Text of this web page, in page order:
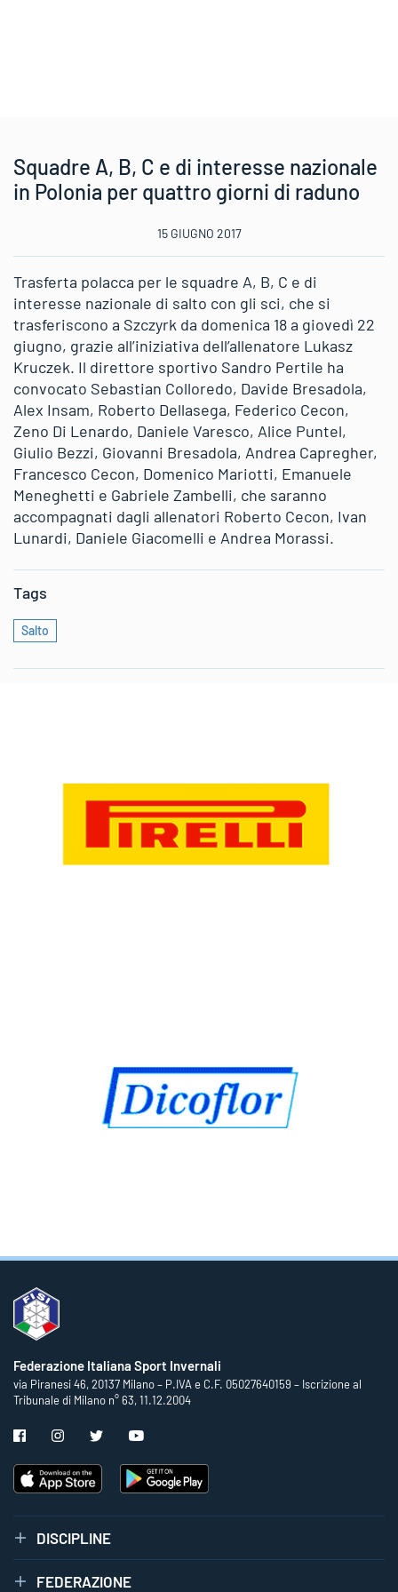
Squadre A, B, C e di interesse nazionale
in Polonia per quattro giorni di raduno
15 GIUGNO 2017
Trasferta polacca per le squadre A, B, C e di
interesse nazionale di salto con gli sci, che si
trasferiscono a Szczyrk da domenica 18 a giovedì 22
giugno, grazie all’iniziativa dell’allenatore Lukasz
Kruczek. Il direttore sportivo Sandro Pertile ha
convocato Sebastian Colloredo, Davide Bresadola,
Alex Insam, Roberto Dellasega, Federico Cecon,
Zeno Di Lenardo, Daniele Varesco, Alice Puntel,
Giulio Bezzi, Giovanni Bresadola, Andrea Capregher,
Francesco Cecon, Domenico Mariotti, Emanuele
Meneghetti e Gabriele Zambelli, che saranno
accompagnati dagli allenatori Roberto Cecon, Ivan
Lunardi, Daniele Giacomelli e Andrea Morassi.
Tags
Salto
Federazione Italiana Sport Invernali
via Piranesi 46, 20137 Milano – P.IVA e C.F. 05027640159 – Iscrizione al
Tribunale di Milano n° 63, 11.12.2004
DISCIPLINE
FEDERAZIONE